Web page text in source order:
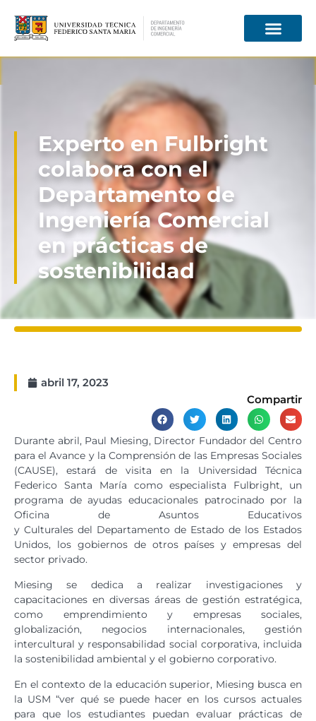
Experto en Fulbright
colabora con el
Departamento de
Ingeniería Comercial
en prácticas de
sostenibilidad
abril 17, 2023
Compartir
Durante abril, Paul Miesing, Director Fundador del Centro
para el Avance y la Comprensión de las Empresas Sociales
(CAUSE), estará de visita en la Universidad Técnica
Federico Santa María como especialista Fulbright, un
programa de ayudas educacionales patrocinado por la
Oficina de Asuntos Educativos
y Culturales del Departamento de Estado de los Estados
Unidos, los gobiernos de otros países y empresas del
sector privado.
Miesing se dedica a realizar investigaciones y
capacitaciones en diversas áreas de gestión estratégica,
como emprendimiento y empresas sociales,
globalización, negocios internacionales, gestión
intercultural y responsabilidad social corporativa, incluida
la sostenibilidad ambiental y el gobierno corporativo.
En el contexto de la educación superior, Miesing busca en
la USM “ver qué se puede hacer en los cursos actuales
para que los estudiantes puedan evaluar prácticas de